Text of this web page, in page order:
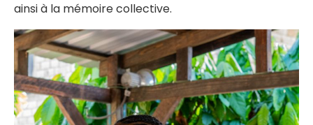
ainsi à la mémoire collective.